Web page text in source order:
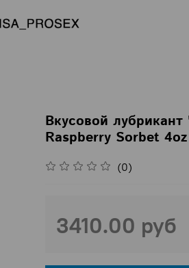
Вкусовой
Raspberry Sorbet
(0)
3410.00 руб